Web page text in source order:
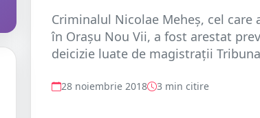
Criminalul Nicolae Meheș, cel
în Orașu Nou Vii, a fost arestat
deicizie luate de magistrații
28 noiembrie 2018 3 min citire